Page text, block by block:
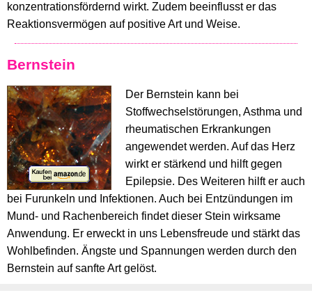
konzentrationsfördernd wirkt. Zudem beeinflusst er das
Reaktionsvermögen auf positive Art und Weise.
Bernstein
Der Bernstein kann bei
Stoffwechselstörungen, Asthma und
rheumatischen Erkrankungen
angewendet werden. Auf das Herz
wirkt er stärkend und hilft gegen
Epilepsie. Des Weiteren hilft er auch
bei Furunkeln und Infektionen. Auch bei Entzündungen im
Mund- und Rachenbereich findet dieser Stein wirksame
Anwendung. Er erweckt in uns Lebensfreude und stärkt das
Wohlbefinden. Ängste und Spannungen werden durch den
Bernstein auf sanfte Art gelöst.